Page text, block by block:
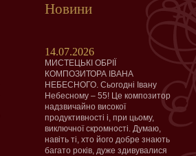
Новини
14.07.2026
МИСТЕЦЬКІ ОБРІЇ
КОМПОЗИТОРА ІВАНА
НЕБЕСНОГО. Сьогодні Івану
Небесному – 55! Це композитор
надзвичайно високої
продуктивності і, при цьому,
виключної скромності. Думаю,
навіть ті, хто його добре знають
багато років, дуже здивувалися